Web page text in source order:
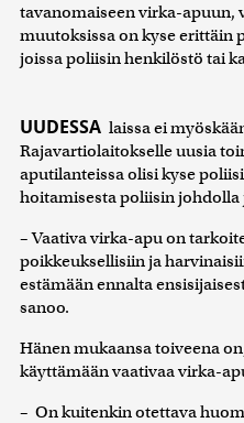
tavanomaiseen virka-apuun,
muutoksissa on kyse erittäin
joissa poliisin henkilöstö tai
UUDESSA laissa ei
Rajavartiolaitokselle uusia
aputilanteissa olisi kyse
hoitamisesta poliisin johdolla
– Vaativa virka-apu on
poikkeuksellisiin ja
estämään ennalta
sanoo.
Hänen mukaansa toiveena
käyttämään vaativaa virka-
– On kuitenkin otettava